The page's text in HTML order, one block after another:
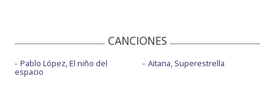
CANCIONES
Pablo López, El niño del
espacio
Aitana, Superestrella